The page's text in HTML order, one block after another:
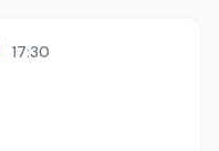
17:30